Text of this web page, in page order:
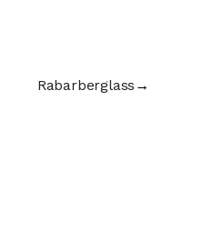
Rabarberglass →